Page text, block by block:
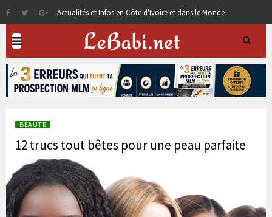
Actualités et Infos en Côte d'Ivoire et dans le Monde
BEAUTE
12 trucs tout bêtes pour une peau parfaite